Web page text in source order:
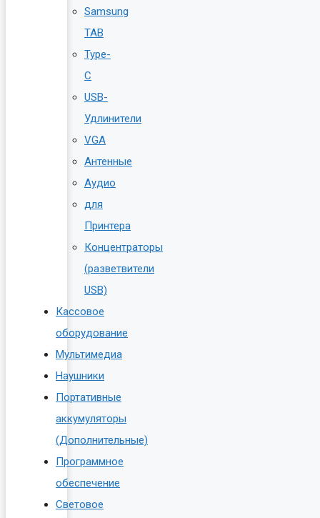
Samsung
TAB
Type-
C
USB-
Удлинители
VGA
Антенные
Аудио
для
Принтера
Концентраторы
(разветвители
USB)
Кассовое
оборудование
Мультимедиа
Наушники
Портативные
аккумуляторы
(Дополнительные)
Программное
обеспечение
Световое